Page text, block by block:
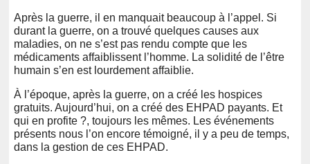
Après la guerre, il en manquait beaucoup à l’appel. Si
durant la guerre, on a trouvé quelques causes aux
maladies, on ne s’est pas rendu compte que les
médicaments affaiblissent l’homme. La solidité de l’être
humain s’en est lourdement affaiblie.
À l’époque, après la guerre, on a créé les hospices
gratuits. Aujourd’hui, on a créé des EHPAD payants. Et
qui en profite ?, toujours les mêmes. Les événements
présents nous l’on encore témoigné, il y a peu de temps,
dans la gestion de ces EHPAD.